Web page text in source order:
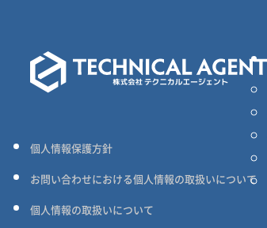
個人情報保護方針
お問い合わせにおける個人情報の取扱いについて
個人情報の取扱いについて